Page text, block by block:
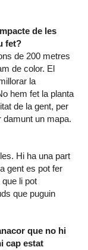
de les
fet?
de 200 metres
de color. El
la
hem fet la planta
de la gent, per
damunt un mapa.
Hi ha una part
gent es pot fer
li pot
que puguin
que no hi
cap estat